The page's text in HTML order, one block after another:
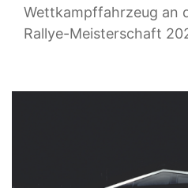
Wettkampffahrzeug an
Rallye-Meisterschaft